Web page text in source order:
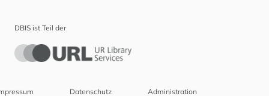
DBIS ist Teil der
Datenschutz Administration